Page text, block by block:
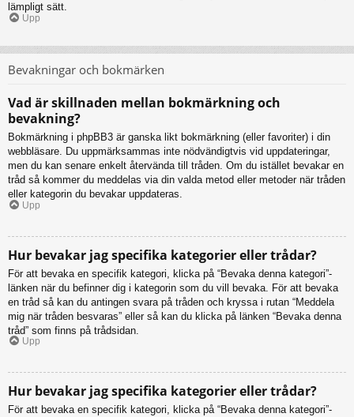
lämpligt sätt.
Upp
Bevakningar och bokmärken
Vad är skillnaden mellan bokmärkning och
bevakning?
Bokmärkning i phpBB3 är ganska likt bokmärkning (eller favoriter) i din
webbläsare. Du uppmärksammas inte nödvändigtvis vid uppdateringar,
men du kan senare enkelt återvända till tråden. Om du istället bevakar en
tråd så kommer du meddelas via din valda metod eller metoder när tråden
eller kategorin du bevakar uppdateras.
Upp
Hur bevakar jag specifika kategorier eller trådar?
För att bevaka en specifik kategori, klicka på “Bevaka denna kategori”-
länken när du befinner dig i kategorin som du vill bevaka. För att bevaka
en tråd så kan du antingen svara på tråden och kryssa i rutan “Meddela
mig när tråden besvaras” eller så kan du klicka på länken “Bevaka denna
tråd” som finns på trådsidan.
Upp
Hur bevakar jag specifika kategorier eller trådar?
För att bevaka en specifik kategori, klicka på “Bevaka denna kategori”-